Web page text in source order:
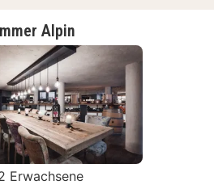
Alpin
Erwachsene